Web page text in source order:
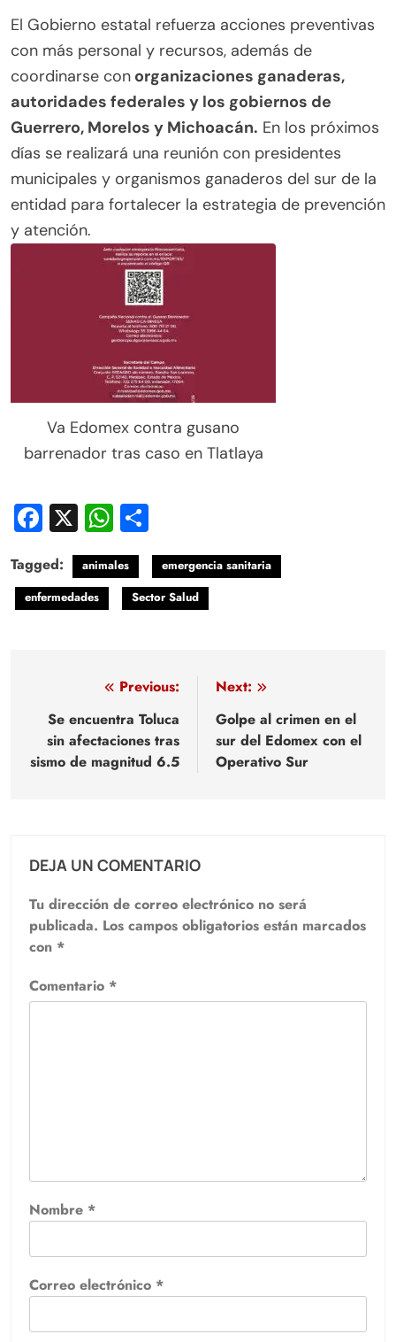
El Gobierno estatal refuerza acciones preventivas
con más personal y recursos, además de
coordinarse con organizaciones ganaderas,
autoridades federales y los gobiernos de
Guerrero, Morelos y Michoacán. En los próximos
días se realizará una reunión con presidentes
municipales y organismos ganaderos del sur de la
entidad para fortalecer la estrategia de prevención
y atención.
Va Edomex contra gusano
barrenador tras caso en Tlatlaya
Facebook
X WhatsApp
Tagged: animales
emergencia sanitaria
enfermedades
Sector Salud
Navegación
de
entradas
Previous:
Se encuentra Toluca
sin afectaciones tras
sismo de magnitud 6.5
Next:
Golpe al crimen en el
sur del Edomex con el
Operativo Sur
DEJA UN COMENTARIO
Tu dirección de correo electrónico no será
publicada. Los campos obligatorios están marcados
con *
Comentario *
Nombre *
Correo electrónico *